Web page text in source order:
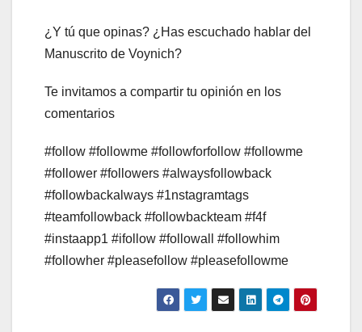
¿Y tú que opinas? ¿Has escuchado hablar del
Manuscrito de Voynich?
Te invitamos a compartir tu opinión en los
comentarios
#follow #followme #followforfollow #followme
#follower #followers #alwaysfollowback
#followbackalways #1nstagramtags
#teamfollowback #followbackteam #f4f
#instaapp1 #ifollow #followall #followhim
#followher #pleasefollow #pleasefollowme